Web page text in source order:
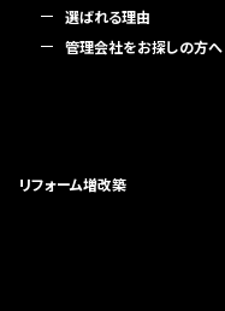
選ばれる理由
管理会社をお探しの方へ
リフォーム増改築